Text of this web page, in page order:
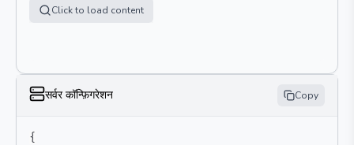
Click to load content
सर्वर कॉन्फ़िगरेशन Copy
{